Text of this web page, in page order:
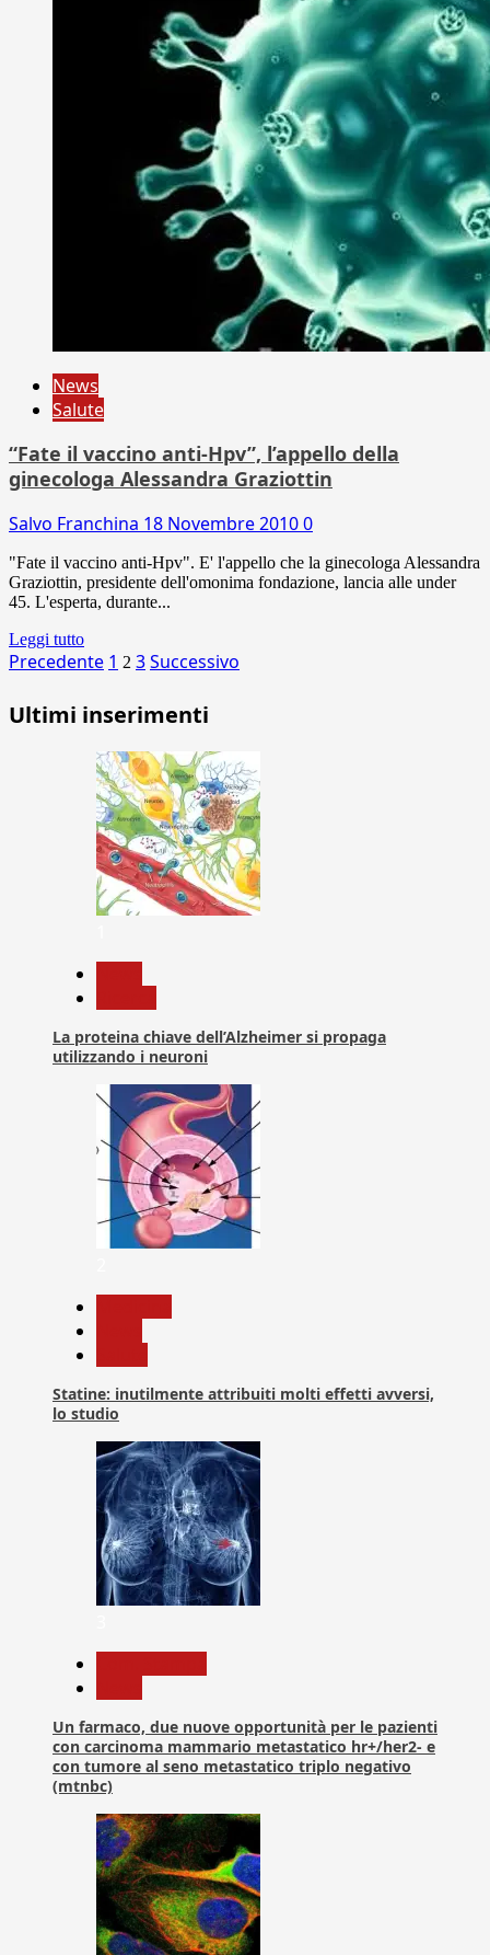
News
Salute
“Fate il vaccino anti-Hpv”, l’appello della
ginecologa Alessandra Graziottin
Salvo Franchina 18 Novembre 20100
"Fate il vaccino anti-Hpv". E' l'appello che la ginecologa Alessandra
Graziottin, presidente dell'omonima fondazione, lancia alle under
45. L'esperta, durante...
Leggi tutto
Paginazione
degli
articoli
Precedente 1 2 3Successivo
Ultimi inserimenti
La proteina chiave dell’Alzheimer si propaga
utilizzando i neuroni
Statine: inutilmente attribuiti molti effetti avversi,
lo studio
Un farmaco, due nuove opportunità per le pazienti
con carcinoma mammario metastatico hr+/her2- e
con tumore al seno metastatico triplo negativo
(mtnbc)